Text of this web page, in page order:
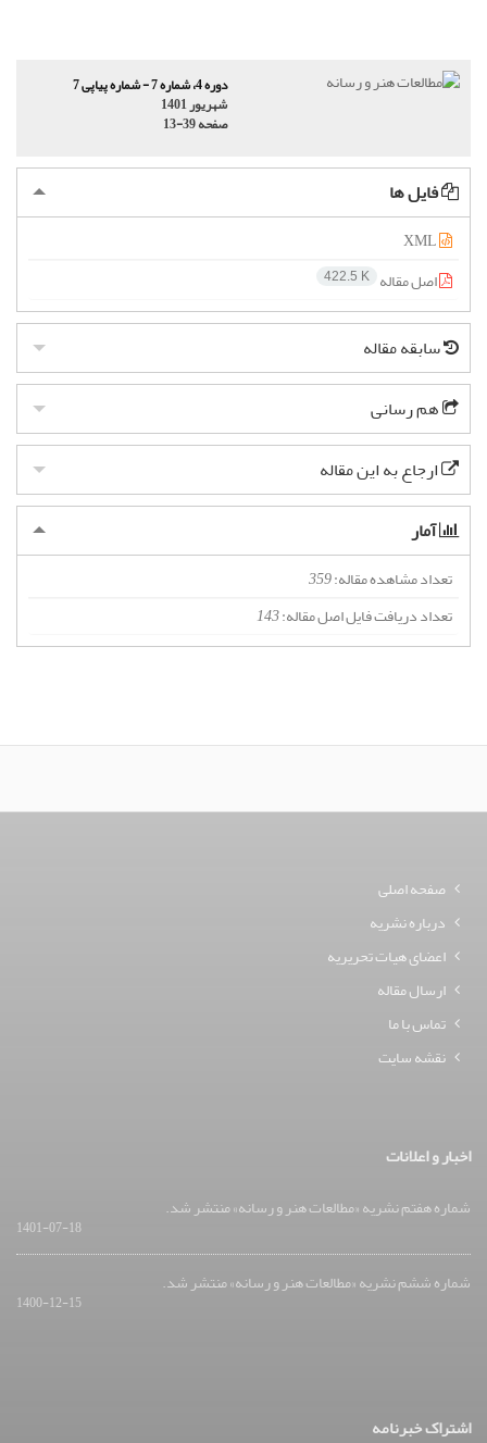
دوره 4، شماره 7 - شماره پیاپی 7
شهریور 1401
صفحه13-39
فایل ها
اصل مقاله
422.5 K
سابقه مقاله
هم رسانی
ارجاع به این مقاله
آمار
تعداد مشاهده مقاله:359
تعداد دریافت فایل اصل مقاله:143
صفحه اصلی
درباره نشریه
اعضای هیات تحریریه
ارسال مقاله
تماس با ما
نقشه سایت
اخبار و اعلانات
شماره هفتم نشریه «مطالعات هنر و رسانه» منتشر شد.
1401-07-18
شماره ششم نشریه «مطالعات هنر و رسانه» منتشر شد.
1400-12-15
اشتراک خبرنامه